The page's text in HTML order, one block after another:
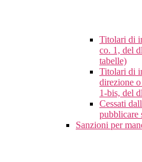
Titolari di
co. 1, del
tabelle)
Titolari di
direzione
1-bis, del
Cessati
pubblicare
Sanzioni per